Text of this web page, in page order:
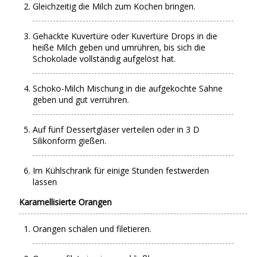
Gleichzeitig die Milch zum Kochen bringen.
Gehackte Kuvertüre oder Kuvertüre Drops in die
heiße Milch geben und umrühren, bis sich die
Schokolade vollständig aufgelöst hat.
Schoko-Milch Mischung in die aufgekochte Sahne
geben und gut verrühren.
Auf fünf Dessertgläser verteilen oder in 3 D
Silikonform gießen.
Im Kühlschrank für einige Stunden festwerden
lassen
Karamellisierte Orangen
Orangen schälen und filetieren.